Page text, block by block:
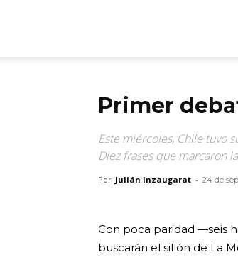
Primer
Este miércoles, Chile tuvo
Diez frases que marcaron
Por Julián Inzaugarat - 24 de
Con poca paridad —seis
buscarán el sillón de La